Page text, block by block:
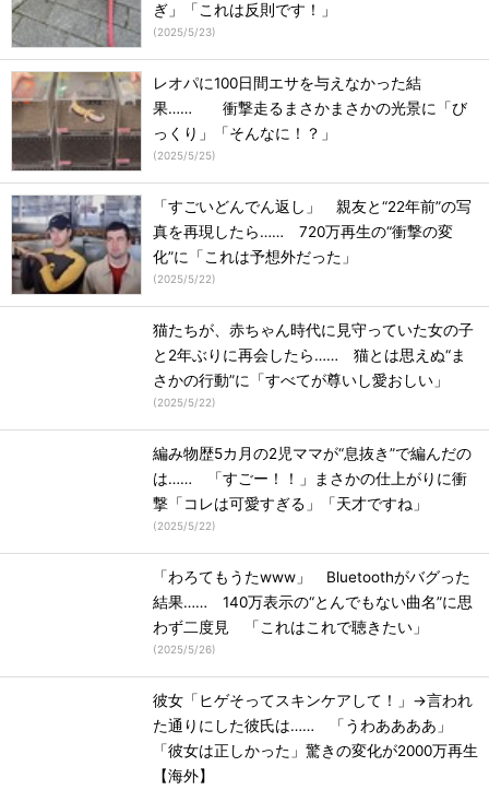
ぎ」「これは反則です！」
(2025/5/23)
レオパに100日間エサを与えなかった結
果…… 衝撃走るまさかまさかの光景に「び
っくり」「そんなに！？」
(2025/5/25)
「すごいどんでん返し」 親友と“22年前”の写
真を再現したら…… 720万再生の“衝撃の変
化”に「これは予想外だった」
(2025/5/22)
猫たちが、赤ちゃん時代に見守っていた女の子
と2年ぶりに再会したら…… 猫とは思えぬ“ま
さかの行動”に「すべてが尊いし愛おしい」
(2025/5/22)
編み物歴5カ月の2児ママが“息抜き”で編んだの
は…… 「すごー！！」まさかの仕上がりに衝
撃「コレは可愛すぎる」「天才ですね」
(2025/5/22)
「わろてもうたwww」 Bluetoothがバグった
結果…… 140万表示の“とんでもない曲名”に思
わず二度見 「これはこれで聴きたい」
(2025/5/26)
彼女「ヒゲそってスキンケアして！」→言われ
た通りにした彼氏は…… 「うわああああ」
「彼女は正しかった」驚きの変化が2000万再生
【海外】